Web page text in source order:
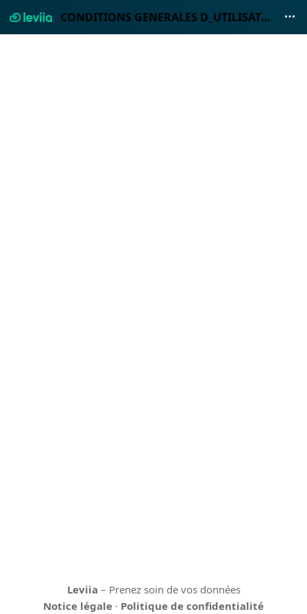
CONDITIONS GENERALES D_UTILISATION_#dotdot_250309_EN.pdf
Leviia – Prenez soin de vos données
Notice légale · Politique de confidentialité